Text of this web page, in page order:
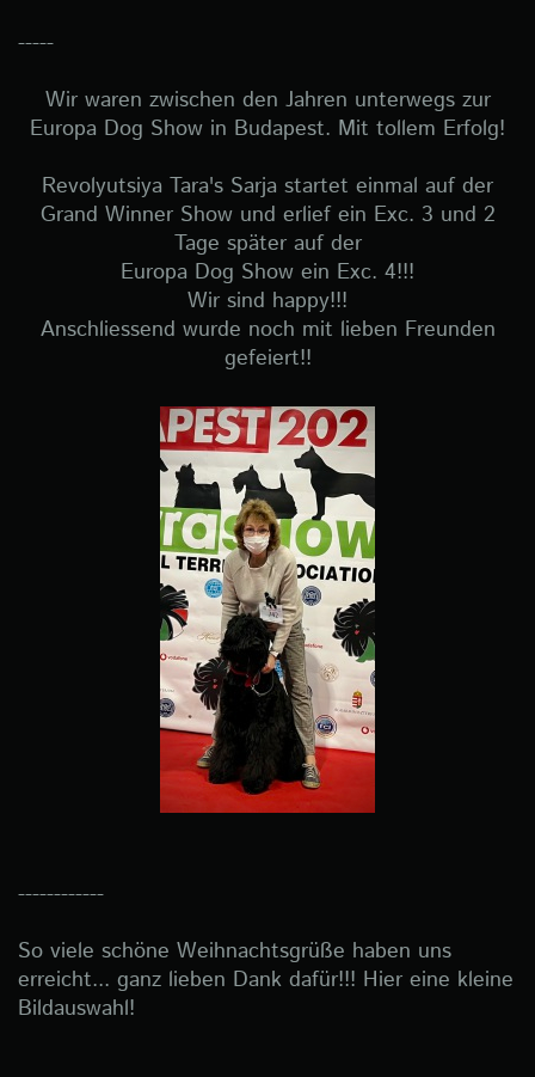
-----
Wir waren zwischen den Jahren unterwegs zur
Europa Dog Show in Budapest. Mit tollem Erfolg!
Revolyutsiya Tara's Sarja startet einmal auf der
Grand Winner Show und erlief ein Exc. 3 und 2
Tage später auf der
Europa Dog Show ein Exc. 4!!!
Wir sind happy!!!
Anschliessend wurde noch mit lieben Freunden
gefeiert!!
------------
So viele schöne Weihnachtsgrüße haben uns
erreicht... ganz lieben Dank dafür!!! Hier eine kleine
Bildauswahl!